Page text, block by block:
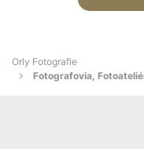
Orly Fotografie
Fotografovia,